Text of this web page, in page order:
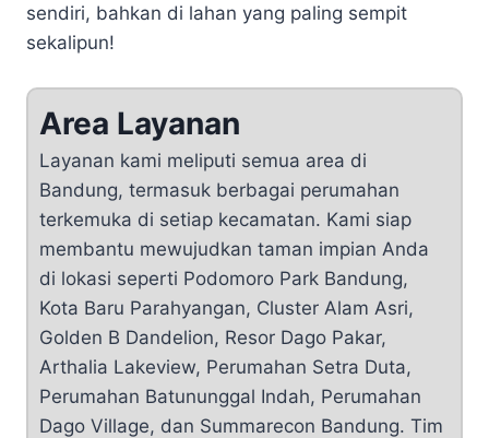
sendiri, bahkan di lahan yang paling sempit
sekalipun!
Area Layanan
Layanan kami meliputi semua area di
Bandung, termasuk berbagai perumahan
terkemuka di setiap kecamatan. Kami siap
membantu mewujudkan taman impian Anda
di lokasi seperti Podomoro Park Bandung,
Kota Baru Parahyangan, Cluster Alam Asri,
Golden B Dandelion, Resor Dago Pakar,
Arthalia Lakeview, Perumahan Setra Duta,
Perumahan Batununggal Indah, Perumahan
Dago Village, dan Summarecon Bandung. Tim